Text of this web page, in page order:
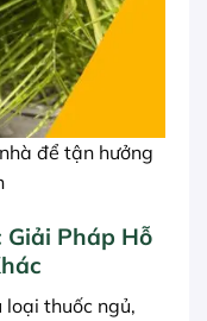
để tận hưởng
Giải Pháp Hỗ
loại thuốc ngủ,